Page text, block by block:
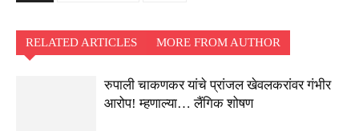
RELATED ARTICLES MORE FROM AUTHOR
रुपाली चाकणकर यांचे प्रांजल खेवलकरांवर गंभीर
आरोप! म्हणाल्या… लैंगिक शोषण